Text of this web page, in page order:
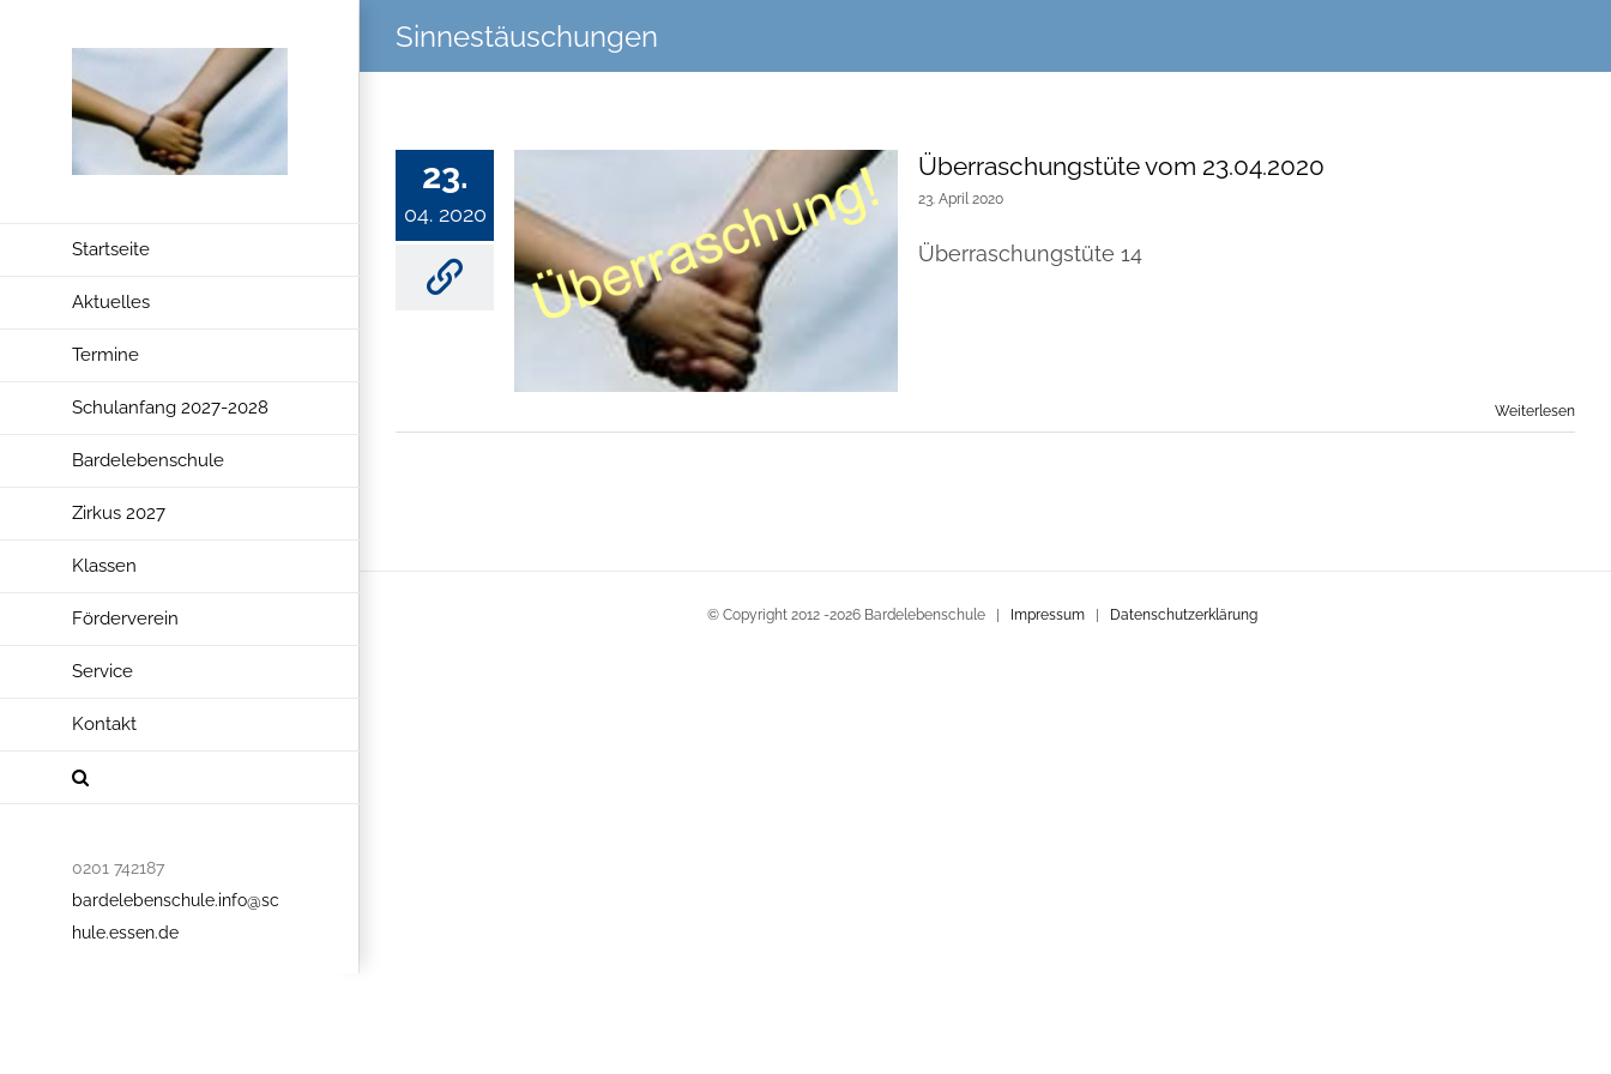
springen
Startseite
Aktuelles
Termine
Schulanfang 2027-2028
Bardelebenschule
Zirkus 2027
Klassen
Förderverein
Service
Kontakt
0201 742187
bardelebenschule.info@sc
hule.essen.de
Sinnestäuschungen
23.
04. 2020
Überraschungstüte vom 23.04.2020
23. April 2020
Überraschungstüte 14
Weiterlesen
© Copyright 2012 -2026 Bardelebenschule | Impressum| Datenschutzerklärung